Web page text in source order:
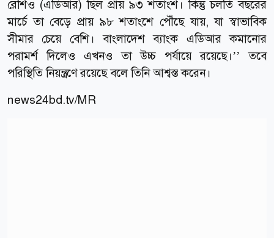
রেশিও (এডিআর) ছিল প্রায় ৯৩ শতাংশ। কিন্তু চলতি বছরের
মার্চে তা বেড়ে প্রায় ৯৮ শতাংশে পৌঁছে যায়, যা স্বাভাবিক
সীমার চেয়ে বেশি। বাংলাদেশ ব্যাংক এডিআর কমানোর
পরামর্শ দিলেও এখনও তা উচ্চ পর্যায়ে রয়েছে।’’ তবে
পরিস্থিতি নিয়ন্ত্রণে রয়েছে বলে তিনি আশ্বস্ত করেন।
news24bd.tv/MR